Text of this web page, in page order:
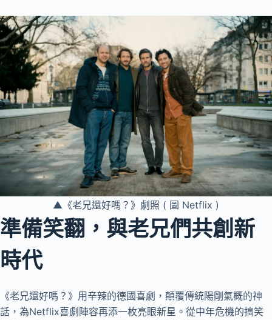
▲《老兄還好嗎？》劇照 ( 圖 Netflix )
準備笑翻，與老兄們共創新
時代
《老兄還好嗎？》用辛辣的德國喜劇，顛覆傳統陽剛氣概的神
話，為Netflix喜劇陣容再添一枚亮眼新星。從中年危機的搞笑